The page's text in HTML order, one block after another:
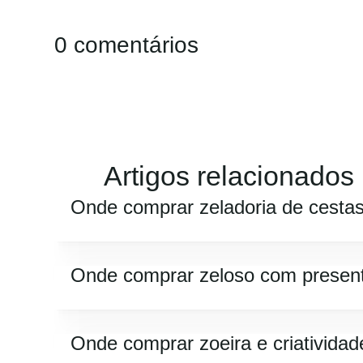
0 comentários
Artigos relacionados
Onde comprar zeladoria de
Onde comprar zeloso com
Onde comprar zoeira e